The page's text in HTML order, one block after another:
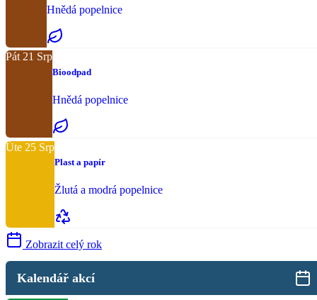
Hnědá popelnice
Pát 21 Srp
Bioodpad
Hnědá popelnice
Úte 25 Srp
Plast a papír
Žlutá a modrá popelnice
Zobrazit celý rok
Kalendář akcí